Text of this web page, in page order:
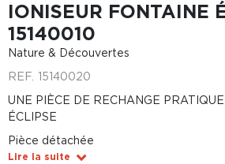
IONISEUR FONTAINE
15140010
Nature & Découvertes
REF. 15140020
UNE PIÈCE DE RECHANGE
ÉCLIPSE
Pièce détachée
Lire la suite